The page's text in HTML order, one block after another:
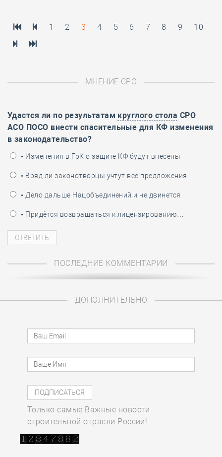
1 2 3 4 5 6 7 8 9 10
МНЕНИЕ СРО
Удастся ли по результатам круглого стола СРО
АСО ПОСО внести спасительные для КФ изменения
в законодательство?
• Изменения в ГрК о защите КФ будут внесены
• Вряд ли законотворцы учтут все предложения
• Дело дальше Нацобъединений и не двинется
• Придётся возвращаться к лицензированию…
ПОСЛЕДНИЕ КОММЕНТАРИИ
ДОПОЛНИТЕЛЬНО
Только самые Важные новости
строительной отрасли России!